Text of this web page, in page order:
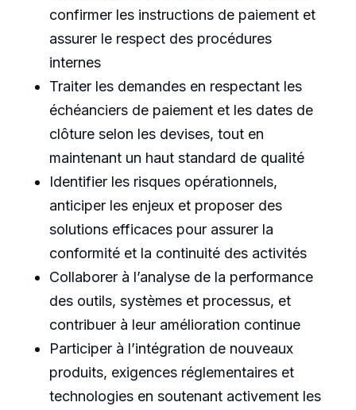
confirmer les instructions de paiement et
assurer le respect des procédures
internes
Traiter les demandes en respectant les
échéanciers de paiement et les dates de
clôture selon les devises, tout en
maintenant un haut standard de qualité
Identifier les risques opérationnels,
anticiper les enjeux et proposer des
solutions efficaces pour assurer la
conformité et la continuité des activités
Collaborer à l’analyse de la performance
des outils, systèmes et processus, et
contribuer à leur amélioration continue
Participer à l’intégration de nouveaux
produits, exigences réglementaires et
technologies en soutenant activement les